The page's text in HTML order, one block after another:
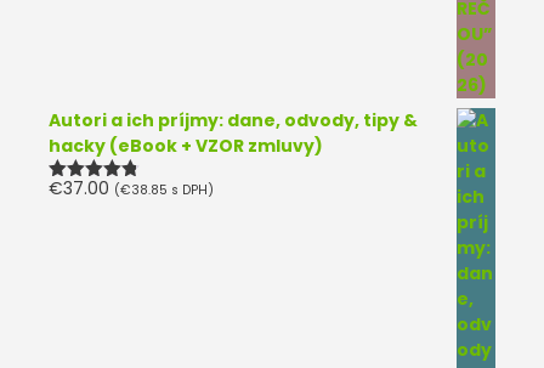
Autori a ich príjmy: dane, odvody, tipy &
hacky (eBook + VZOR zmluvy)
Hodnotenie
€37.00 (€38.85 s DPH)